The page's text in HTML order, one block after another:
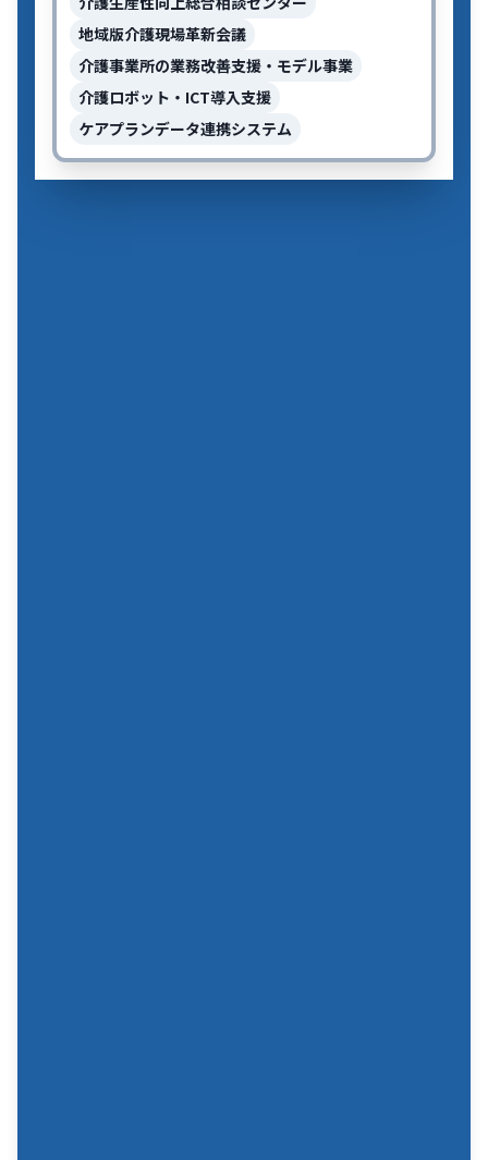
地域版介護現場革新会議
介護事業所の業務改善支援・モデル事業
介護ロボット・ICT導入支援
ケアプランデータ連携システム